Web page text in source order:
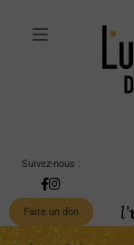
Suivez-nous :
Faire un don
l'